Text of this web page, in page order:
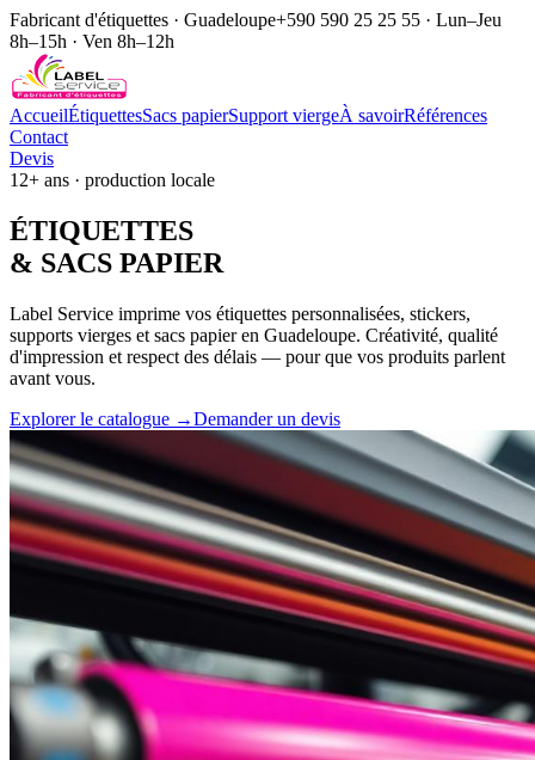
Fabricant d'étiquettes · Guadeloupe+590 590 25 25 55 · Lun–Jeu
8h–15h · Ven 8h–12h
AccueilÉtiquettesSacs papierSupport viergeÀ savoirRéférences
Contact
Devis
12+ ans · production locale
ÉTIQUETTES
& SACS PAPIER
Label Service imprime vos étiquettes personnalisées, stickers,
supports vierges et sacs papier en Guadeloupe. Créativité, qualité
d'impression et respect des délais — pour que vos produits parlent
avant vous.
Explorer le catalogue →Demander un devis